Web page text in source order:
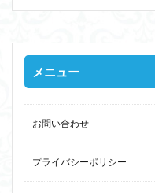
メニュー
お問い合わせ
プライバシーポリシー